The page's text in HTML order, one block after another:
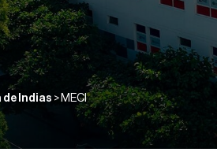
de Indias > MECI